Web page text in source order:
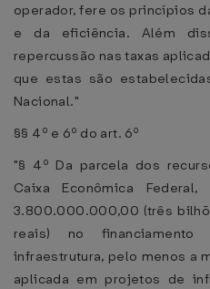
operador, fere os princípios
e da eficiência. Além
repercussão nas taxas
que estas são
Nacional."
§§ 4º e 6º do art. 6º
"§ 4º Da parcela dos
Caixa Econômica
3.800.000.000,00 (três
reais) no
infraestrutura, pelo menos a
aplicada em projetos de